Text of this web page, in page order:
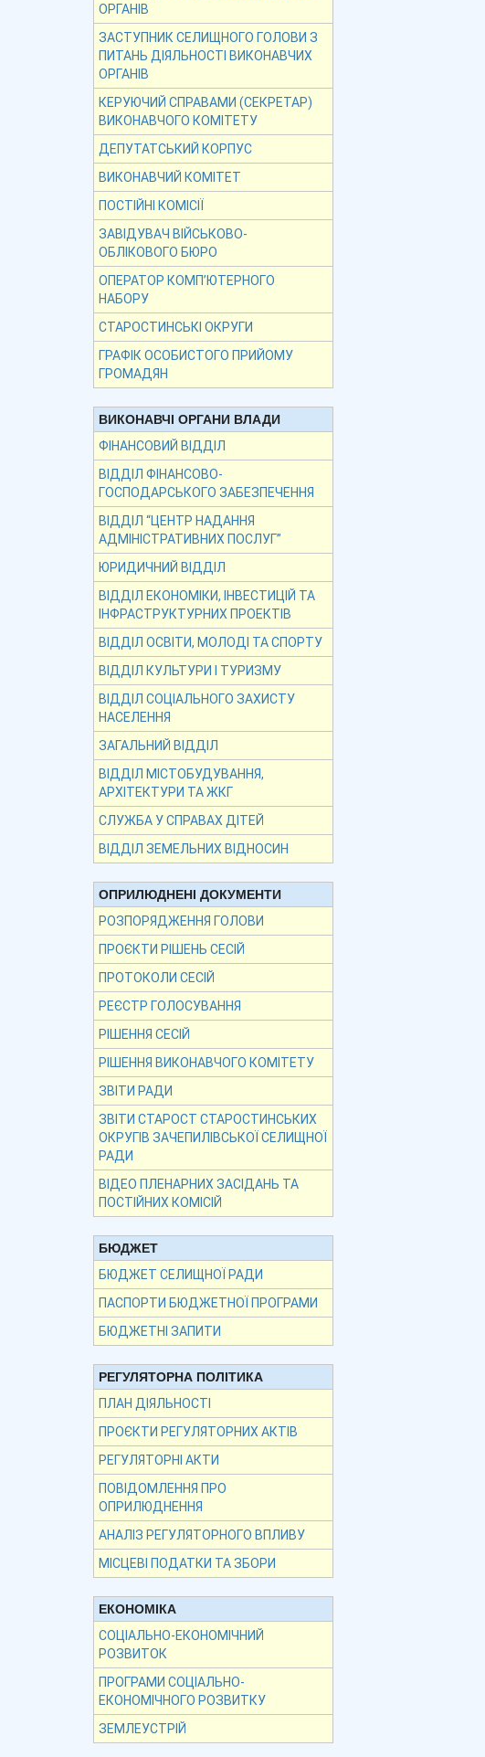
ОРГАНІВ
ЗАСТУПНИК СЕЛИЩНОГО ГОЛОВИ З
ПИТАНЬ ДІЯЛЬНОСТІ ВИКОНАВЧИХ
ОРГАНІВ
КЕРУЮЧИЙ СПРАВАМИ (СЕКРЕТАР)
ВИКОНАВЧОГО КОМІТЕТУ
ДЕПУТАТСЬКИЙ КОРПУС
ВИКОНАВЧИЙ КОМІТЕТ
ПОСТІЙНІ КОМІСІЇ
ЗАВІДУВАЧ ВІЙСЬКОВО-
ОБЛІКОВОГО БЮРО
ОПЕРАТОР КОМП’ЮТЕРНОГО
НАБОРУ
СТАРОСТИНСЬКІ ОКРУГИ
ГРАФІК ОСОБИСТОГО ПРИЙОМУ
ГРОМАДЯН
ВИКОНАВЧІ ОРГАНИ ВЛАДИ
ФІНАНСОВИЙ ВІДДІЛ
ВІДДІЛ ФІНАНСОВО-
ГОСПОДАРСЬКОГО ЗАБЕЗПЕЧЕННЯ
ВІДДІЛ “ЦЕНТР НАДАННЯ
АДМІНІСТРАТИВНИХ ПОСЛУГ”
ЮРИДИЧНИЙ ВІДДІЛ
ВІДДІЛ ЕКОНОМІКИ, ІНВЕСТИЦІЙ ТА
ІНФРАСТРУКТУРНИХ ПРОЕКТІВ
ВІДДІЛ ОСВІТИ, МОЛОДІ ТА СПОРТУ
ВІДДІЛ КУЛЬТУРИ І ТУРИЗМУ
ВІДДІЛ СОЦІАЛЬНОГО ЗАХИСТУ
НАСЕЛЕННЯ
ЗАГАЛЬНИЙ ВІДДІЛ
ВІДДІЛ МІСТОБУДУВАННЯ,
АРХІТЕКТУРИ ТА ЖКГ
СЛУЖБА У СПРАВАХ ДІТЕЙ
ВІДДІЛ ЗЕМЕЛЬНИХ ВІДНОСИН
ОПРИЛЮДНЕНІ ДОКУМЕНТИ
РОЗПОРЯДЖЕННЯ ГОЛОВИ
ПРОЄКТИ РІШЕНЬ СЕСІЙ
ПРОТОКОЛИ СЕСІЙ
РЕЄСТР ГОЛОСУВАННЯ
РІШЕННЯ СЕСІЙ
РІШЕННЯ ВИКОНАВЧОГО КОМІТЕТУ
ЗВІТИ РАДИ
ЗВІТИ СТАРОСТ СТАРОСТИНСЬКИХ
ОКРУГІВ ЗАЧЕПИЛІВСЬКОЇ СЕЛИЩНОЇ
РАДИ
ВІДЕО ПЛЕНАРНИХ ЗАСІДАНЬ ТА
ПОСТІЙНИХ КОМІСІЙ
БЮДЖЕТ
БЮДЖЕТ СЕЛИЩНОЇ РАДИ
ПАСПОРТИ БЮДЖЕТНОЇ ПРОГРАМИ
БЮДЖЕТНІ ЗАПИТИ
РЕГУЛЯТОРНА ПОЛІТИКА
ПЛАН ДІЯЛЬНОСТІ
ПРОЄКТИ РЕГУЛЯТОРНИХ АКТІВ
РЕГУЛЯТОРНІ АКТИ
ПОВІДОМЛЕННЯ ПРО
ОПРИЛЮДНЕННЯ
АНАЛІЗ РЕГУЛЯТОРНОГО ВПЛИВУ
МІСЦЕВІ ПОДАТКИ ТА ЗБОРИ
ЕКОНОМІКА
СОЦІАЛЬНО-ЕКОНОМІЧНИЙ
РОЗВИТОК
ПРОГРАМИ СОЦІАЛЬНО-
ЕКОНОМІЧНОГО РОЗВИТКУ
ЗЕМЛЕУСТРІЙ